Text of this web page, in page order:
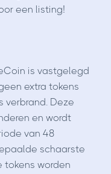
een listing!
is vastgelegd
extra tokens
verbrand. Deze
en wordt
van 48
schaarste
tokens worden